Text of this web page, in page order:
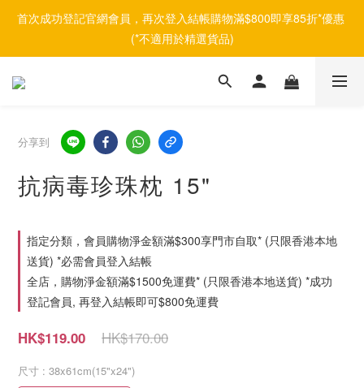
首次成功登記官網會員，再次登入結帳購物滿$800即享85折*優惠
(*不適用於精選貨品)
分享到
抗病毒珍珠枕 15"
指定分類，會員購物淨金額滿$300享門市自取* (只限香港本地
送貨) *必需會員登入結帳
全店，購物淨金額滿$1500免運費* (只限香港本地送貨) *成功
登記會員, 再登入結帳即可$800免運費
HK$170.00
HK$119.00
尺寸 : 38x61cm(15"x24")